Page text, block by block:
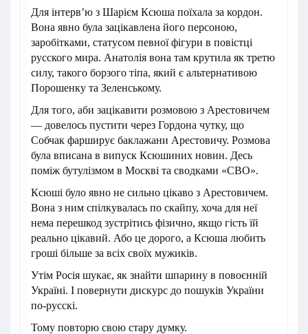
Для інтервʼю з Шарієм Ксюша поїхала за кордон.
Вона явно була зацікавлена його персоною,
заробітками, статусом певної фігури в повістці
русского мира. Анатолія вона там крутила як третю
силу, такого борзого тіпа, який є альтернативою
Порошенку та Зеленському.
Для того, аби зацікавити розмовою з Арестовичем
— довелось пустити через Гордона чутку, що
Собчак фарширує баклажани Арестовичу. Розмова
була вписана в випуск Ксюшиних новин. Десь
поміж бутулізмом в Москві та сводками «СВО».
Ксюші було явно не сильно цікаво з Арестовичем.
Вона з ним спілкувалась по скайпу, хоча для неї
нема перешкод зустрітись фізично, якщо гість їй
реально цікавий. Або це дорого, а Ксюша любить
гроші більше за всіх своїх мужиків.
Утім Росія шукає, як знайти шпарину в повоєнній
Україні. І повернути дискурс до пошуків України
по-русскі.
Тому повторю свою стару думку.